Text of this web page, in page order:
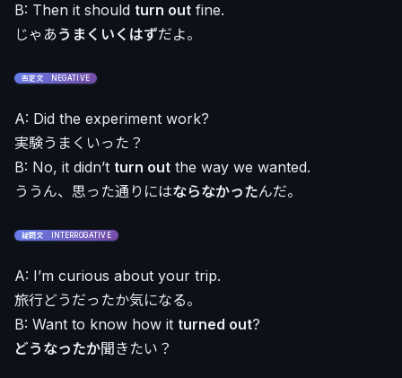
B: Then it should turn out fine.
じゃあ うまくいくはずだよ。
否定文 NEGATIVE
A: Did the experiment work?
実験うまくいった？
B: No, it didn’t turn out the way we wanted.
ううん、思った通りにはならなかったんだ。
疑問文 INTERROGATIVE
A: I’m curious about your trip.
旅行どうだったか気になる。
B: Want to know how it turned out?
どうなったか聞きたい？